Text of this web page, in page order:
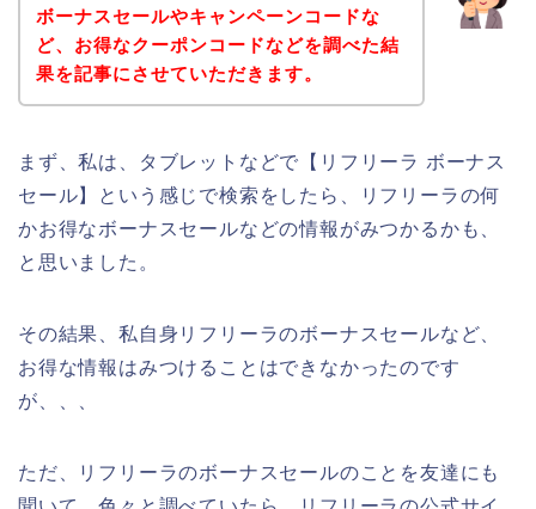
ボーナスセールやキャンペーンコードな
ど、お得なクーポンコードなどを調べた結
果を記事にさせていただきます。
まず、私は、タブレットなどで【リフリーラ ボーナス
セール】という感じで検索をしたら、リフリーラの何
かお得なボーナスセールなどの情報がみつかるかも、
と思いました。
その結果、私自身リフリーラのボーナスセールなど、
お得な情報はみつけることはできなかったのです
が、、、
ただ、リフリーラのボーナスセールのことを友達にも